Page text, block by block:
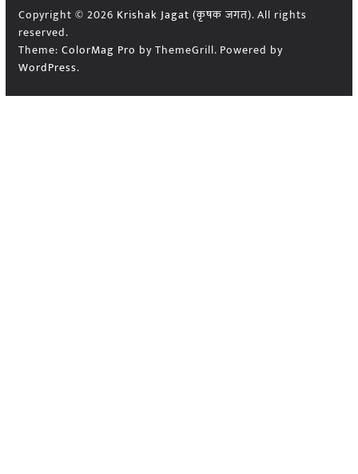
Copyright © 2026 Krishak Jagat (कृषक जगत). All rights
reserved.
Theme: ColorMag Pro by ThemeGrill. Powered by
WordPress.